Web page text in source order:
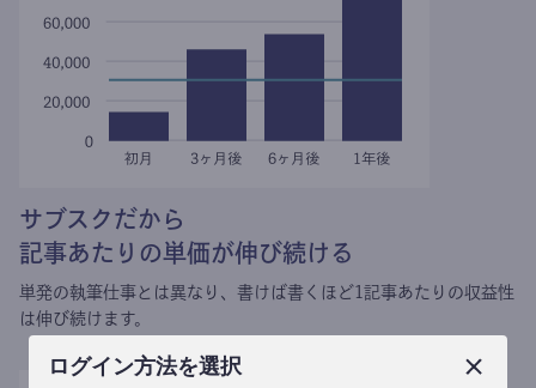
ログイン方法を選択
サブスクだから
記事あたりの単価が伸び続ける
単発の執筆仕事とは異なり、 書けば書くほど1記事あたりの収益性
は伸び続けます。